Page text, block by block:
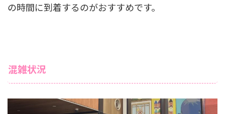
の時間に到着するのがおすすめです。
混雑状況